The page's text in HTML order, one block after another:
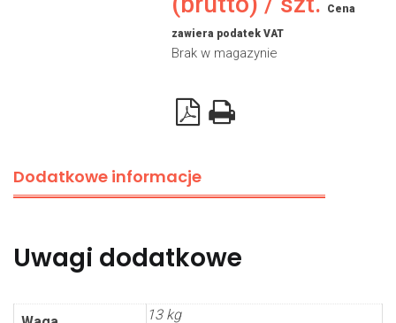
Cena
zawiera podatek VAT
Brak w magazynie
Dodatkowe informacje
Uwagi dodatkowe
13 kg